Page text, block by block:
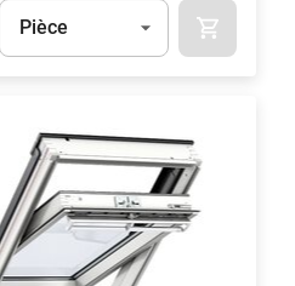
Unité
Pièce